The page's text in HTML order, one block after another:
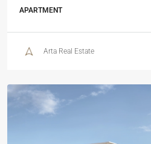
APARTMENT
Arta Real Estate